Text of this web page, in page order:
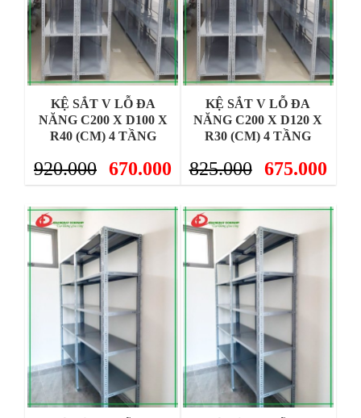
KỆ SẮT V LỖ ĐA
NĂNG C200 X D100 X
R40 (CM) 4 TẦNG
920.000 670.000
KỆ SẮT V LỖ ĐA
NĂNG C200 X D120 X
R30 (CM) 4 TẦNG
825.000 675.000